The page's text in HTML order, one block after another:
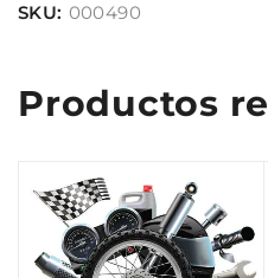
SKU: 000490
Productos